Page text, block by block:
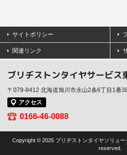
サイトポリシー
関連リンク
ブリヂストンタイヤサービ
〒079-8412 北海道旭川市永山2条6丁目1番
アクセス
0166-46-0088
Copyright © 2025 ブリヂストンタイヤソリュ
reserved.